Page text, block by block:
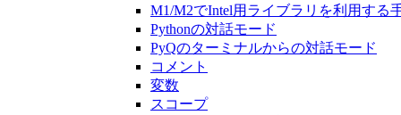
M1/M2でIntel用ライブラリを利用する
Pythonの対話モード
PyQのターミナルからの対話モード
コメント
変数
スコープ